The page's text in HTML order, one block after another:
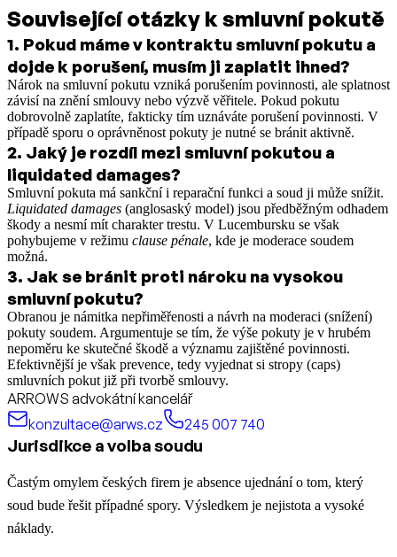
Související otázky k smluvní pokutě
1. Pokud máme v kontraktu smluvní pokutu a
dojde k porušení, musím ji zaplatit ihned?
Nárok na smluvní pokutu vzniká porušením povinnosti, ale splatnost
závisí na znění smlouvy nebo výzvě věřitele. Pokud pokutu
dobrovolně zaplatíte, fakticky tím uznáváte porušení povinnosti. V
případě sporu o oprávněnost pokuty je nutné se bránit aktivně.
2. Jaký je rozdíl mezi smluvní pokutou a
liquidated damages?
Smluvní pokuta má sankční i reparační funkci a soud ji může snížit.
Liquidated damages (anglosaský model) jsou předběžným odhadem
škody a nesmí mít charakter trestu. V Lucembursku se však
pohybujeme v režimu clause pénale, kde je moderace soudem
možná.
3. Jak se bránit proti nároku na vysokou
smluvní pokutu?
Obranou je námitka nepřiměřenosti a návrh na moderaci (snížení)
pokuty soudem. Argumentuje se tím, že výše pokuty je v hrubém
nepoměru ke skutečné škodě a významu zajištěné povinnosti.
Efektivnější je však prevence, tedy vyjednat si stropy (caps)
smluvních pokut již při tvorbě smlouvy.
ARROWS advokátní kancelář
konzultace@arws.cz
245 007 740
Jurisdikce a volba soudu
Častým omylem českých firem je absence ujednání o tom, který
soud bude řešit případné spory. Výsledkem je nejistota a vysoké
náklady.